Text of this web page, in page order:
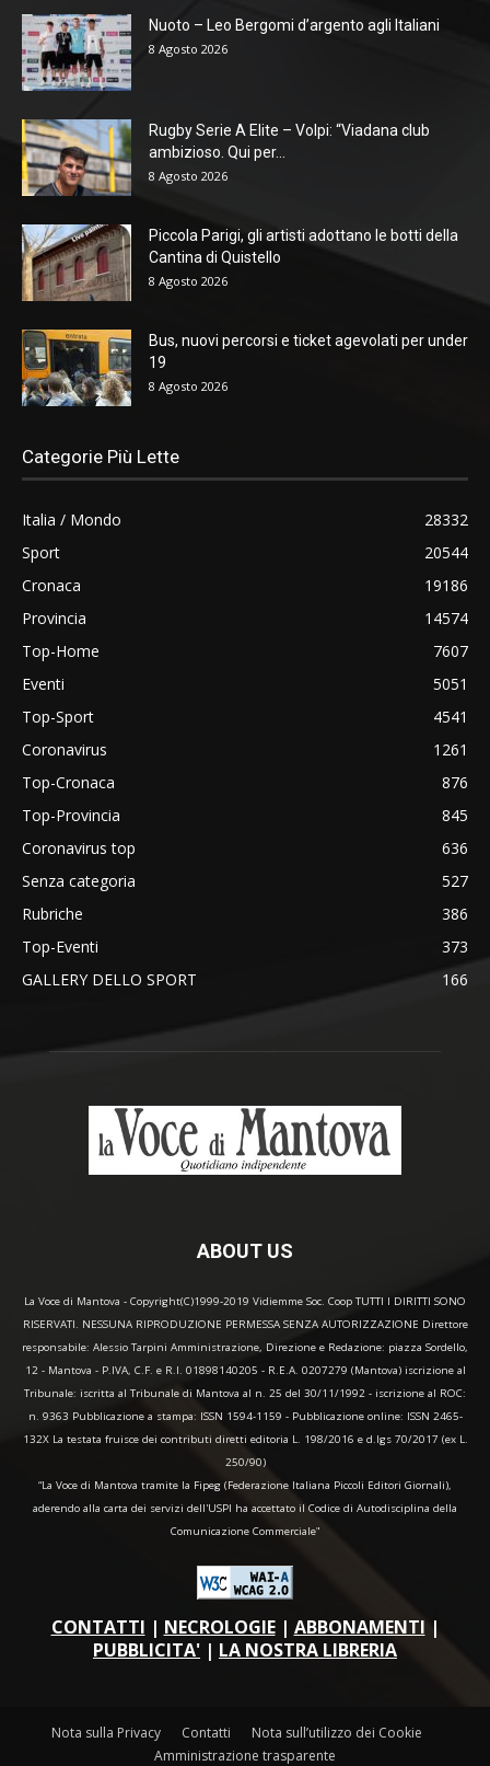
Nuoto – Leo Bergomi d’argento agli Italiani
8 Agosto 2026
Rugby Serie A Elite – Volpi: “Viadana club
ambizioso. Qui per...
8 Agosto 2026
Piccola Parigi, gli artisti adottano le botti della
Cantina di Quistello
8 Agosto 2026
Bus, nuovi percorsi e ticket agevolati per under
19
8 Agosto 2026
Categorie Più Lette
Italia / Mondo
28332
Sport
20544
Cronaca
19186
Provincia
14574
Top-Home
7607
Eventi
5051
Top-Sport
4541
Coronavirus
1261
Top-Cronaca
876
Top-Provincia
845
Coronavirus top
636
Senza categoria
527
Rubriche
386
Top-Eventi
373
GALLERY DELLO SPORT
166
ABOUT US
La Voce di Mantova - Copyright(C)1999-2019 Vidiemme Soc. Coop TUTTI I DIRITTI SONO
RISERVATI. NESSUNA RIPRODUZIONE PERMESSA SENZA AUTORIZZAZIONE Direttore
responsabile: Alessio Tarpini Amministrazione, Direzione e Redazione: piazza Sordello,
12 - Mantova - P.IVA, C.F. e R.I. 01898140205 - R.E.A. 0207279 (Mantova) iscrizione al
Tribunale: iscritta al Tribunale di Mantova al n. 25 del 30/11/1992 - iscrizione al ROC:
n. 9363 Pubblicazione a stampa: ISSN 1594-1159 - Pubblicazione online: ISSN 2465-
132X La testata fruisce dei contributi diretti editoria L. 198/2016 e d.lgs 70/2017 (ex L.
250/90)
“La Voce di Mantova tramite la Fipeg (Federazione Italiana Piccoli Editori Giornali),
aderendo alla carta dei servizi dell'USPI ha accettato il Codice di Autodisciplina della
Comunicazione Commerciale"
CONTATTI | NECROLOGIE| ABBONAMENTI |
PUBBLICITA' | LA NOSTRA LIBRERIA
Nota sulla Privacy Contatti
Nota sull’utilizzo dei Cookie
Amministrazione trasparente